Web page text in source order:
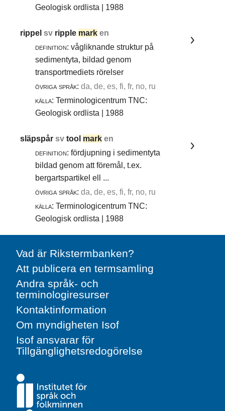
Geologisk ordlista | 1988
rippelsv ripple mark en
definition: vågliknande struktur på
sedimentyta, bildad genom
transportmediets rörelser
övriga språk: da, de, es, fi, fr, no, ru
källa: Terminologicentrum TNC:
Geologisk ordlista | 1988
släpspårsvtool mark en
definition: fördjupning i sedimentyta
bildad genom att föremål, t.ex.
bergartspartikel ell ...
övriga språk: da, de, es, fi, fr, no, ru
källa: Terminologicentrum TNC:
Geologisk ordlista | 1988
Vad är Rikstermbanken?
Att publicera en termsamling
Andra språk- och
terminologiresurser
Kontaktinformation
Om myndigheten Isof
Isof ansvarar för
Tillgänglighetsredogörelse